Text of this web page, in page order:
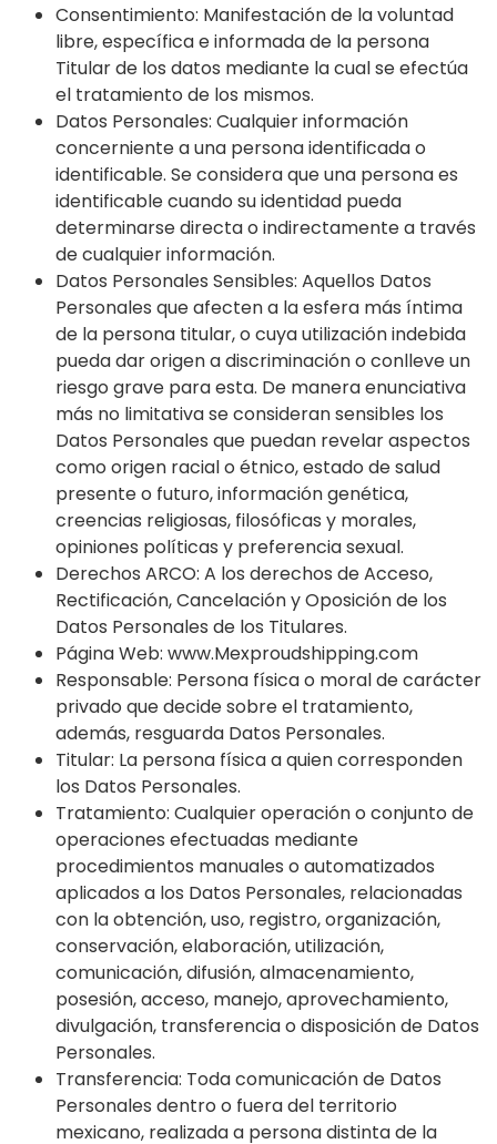
Consentimiento: Manifestación de la voluntad
libre, específica e informada de la persona
Titular de los datos mediante la cual se efectúa
el tratamiento de los mismos.
Datos Personales: Cualquier información
concerniente a una persona identificada o
identificable. Se considera que una persona es
identificable cuando su identidad pueda
determinarse directa o indirectamente a través
de cualquier información.
Datos Personales Sensibles: Aquellos Datos
Personales que afecten a la esfera más íntima
de la persona titular, o cuya utilización indebida
pueda dar origen a discriminación o conlleve un
riesgo grave para esta. De manera enunciativa
más no limitativa se consideran sensibles los
Datos Personales que puedan revelar aspectos
como origen racial o étnico, estado de salud
presente o futuro, información genética,
creencias religiosas, filosóficas y morales,
opiniones políticas y preferencia sexual.
Derechos ARCO: A los derechos de Acceso,
Rectificación, Cancelación y Oposición de los
Datos Personales de los Titulares.
Página Web: www.Mexproudshipping.com
Responsable: Persona física o moral de carácter
privado que decide sobre el tratamiento,
además, resguarda Datos Personales.
Titular: La persona física a quien corresponden
los Datos Personales.
Tratamiento: Cualquier operación o conjunto de
operaciones efectuadas mediante
procedimientos manuales o automatizados
aplicados a los Datos Personales, relacionadas
con la obtención, uso, registro, organización,
conservación, elaboración, utilización,
comunicación, difusión, almacenamiento,
posesión, acceso, manejo, aprovechamiento,
divulgación, transferencia o disposición de Datos
Personales.
Transferencia: Toda comunicación de Datos
Personales dentro o fuera del territorio
mexicano, realizada a persona distinta de la